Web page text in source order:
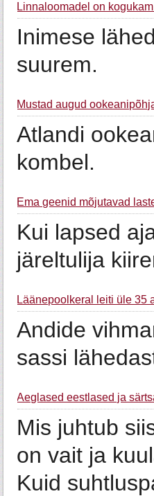
Linnaloomadel on
Inimese
suurem.
Mustad augud
Atlandi
kombel.
Ema geenid mõjutavad
Kui lapsed
järeltulija
Läänepoolkeral leiti üle 35
Andide
sassi
Aeglased eestlased ja
Mis juhtub
on vait ja
Kuid